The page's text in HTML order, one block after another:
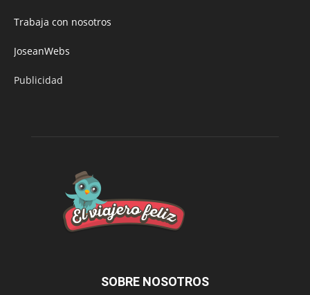
Trabaja con nosotros
JoseanWebs
Publicidad
SOBRE NOSOTROS